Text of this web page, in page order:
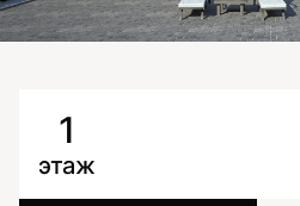
1
этаж